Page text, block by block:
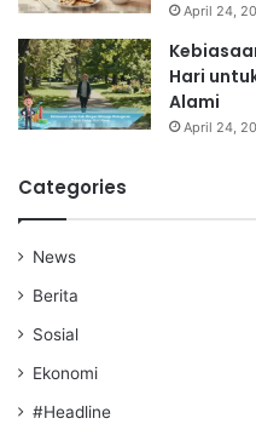
April 24,
Hari
Alami
April 24,
Categories
News
Berita
Sosial
Ekonomi
#Headline